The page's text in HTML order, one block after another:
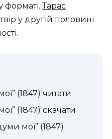
форматі.Тарас
у другій половині
(1847) читати
(1847) скачати
мої” (1847)